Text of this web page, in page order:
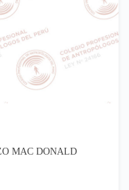
MAC DONALD